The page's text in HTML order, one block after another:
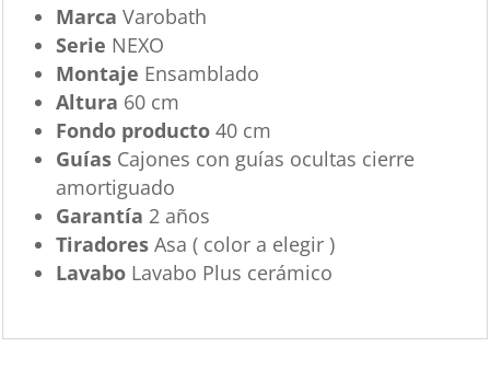
MarcaVarobath
Serie NEXO
Montaje Ensamblado
Altura 60 cm
Fondo producto40 cm
Guías Cajones con guías ocultas cierre
amortiguado
Garantía 2 años
TiradoresAsa ( color a elegir )
Lavabo Lavabo Plus cerámico